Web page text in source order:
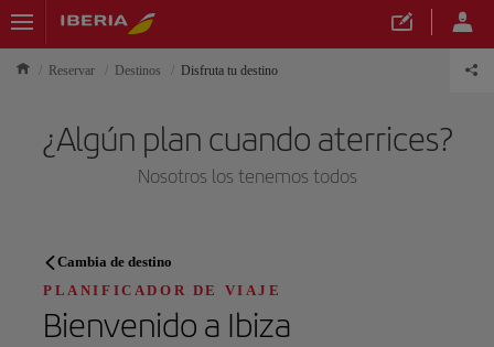
Reservar Destinos Disfruta tu destino
¿Algún plan cuando aterrices?
Nosotros los tenemos todos
PLANIFICADOR DE VIAJE
Descubre tu próximo destino
Cambia de destino
PLANIFICADOR DE VIAJE
Bienvenido a Ibiza